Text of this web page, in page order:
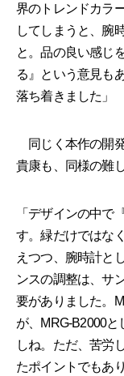
界のトレンドカラ
してしまうと、腕
と。品の良い感じ
る』という意見も
落ち着きました」
同じく本作の開
貴康も、同様の難
「デザインの中で
す。緑だけではな
えつつ、腕時計と
ンスの調整は、サ
要がありました。
が、MRG-B2000
しね。ただ、苦労
たポイントでもあ